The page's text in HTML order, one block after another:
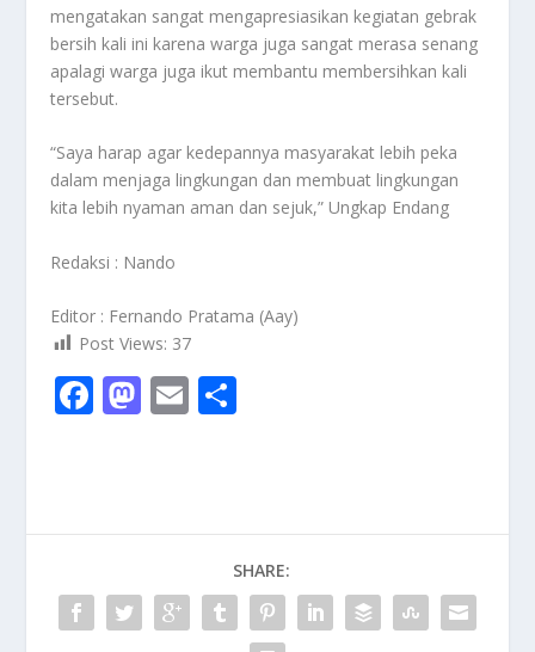
mengatakan sangat mengapresiasikan kegiatan gebrak
bersih kali ini karena warga juga sangat merasa senang
apalagi warga juga ikut membantu membersihkan kali
tersebut.
“Saya harap agar kedepannya masyarakat lebih peka
dalam menjaga lingkungan dan membuat lingkungan
kita lebih nyaman aman dan sejuk,” Ungkap Endang
Redaksi : Nando
Editor : Fernando Pratama (Aay)
Post Views: 37
F
o
o
k
M
o
n
E
SHARE: